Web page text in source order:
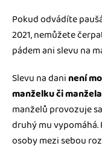
Pokud odvádíte
2021, nemůžete
pádem ani slevu na
Slevu na daninení
manželku či manžela
manželů provozuje
druhý mu
osoby mezi sebou